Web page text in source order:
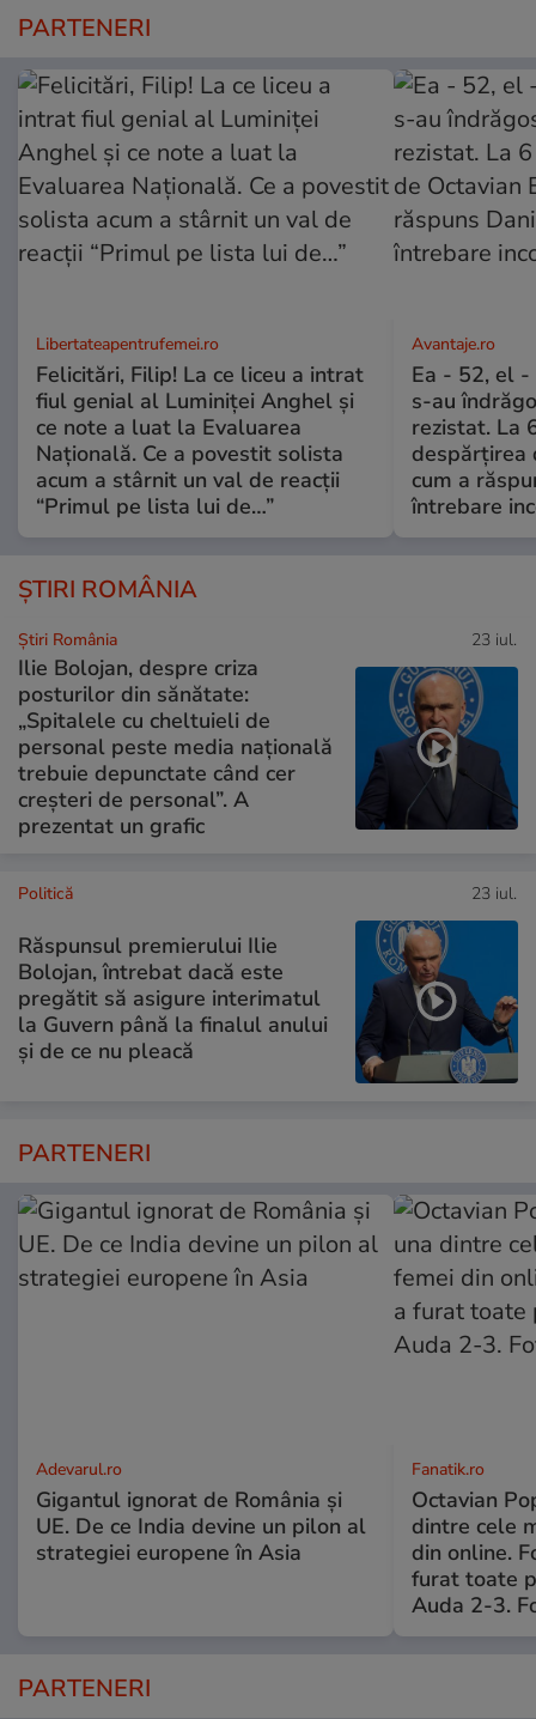
PARTENERI
Libertateapentrufemei.ro
Felicitări, Filip! La ce liceu a intrat
fiul genial al Luminiței Anghel și
ce note a luat la Evaluarea
Națională. Ce a povestit solista
acum a stârnit un val de reacții
“Primul pe lista lui de…”
Avantaje.ro
Ea - 52, el -
s-au
rezistat. La
despărțirea
cum a
întrebare
ȘTIRI ROMÂNIA
Știri România 23 iul.
Ilie Bolojan, despre criza
posturilor din sănătate:
„Spitalele cu cheltuieli de
personal peste media națională
trebuie depunctate când cer
creșteri de personal”. A
prezentat un grafic
Politică 23 iul.
Răspunsul premierului Ilie
Bolojan, întrebat dacă este
pregătit să asigure interimatul
la Guvern până la finalul anului
și de ce nu pleacă
PARTENERI
Adevarul.ro
Gigantul ignorat de România și
UE. De ce India devine un pilon al
strategiei europene în Asia
Fanatik.ro
Octavian
dintre cele
din online.
furat toate
Auda 2-3.
PARTENERI